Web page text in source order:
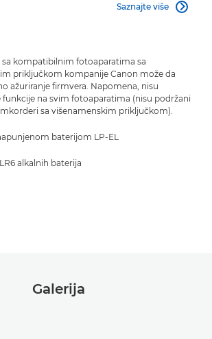
Saznajte više 
sa kompatibilnim fotoaparatima sa
priključkom kompanije Canon može da
ažuriranje firmvera. Napomena, nisu
funkcije na svim fotoaparatima (nisu podržani
sa višenamenskim priključkom).
baterijom LP-EL
alkalnih baterija
Galerija